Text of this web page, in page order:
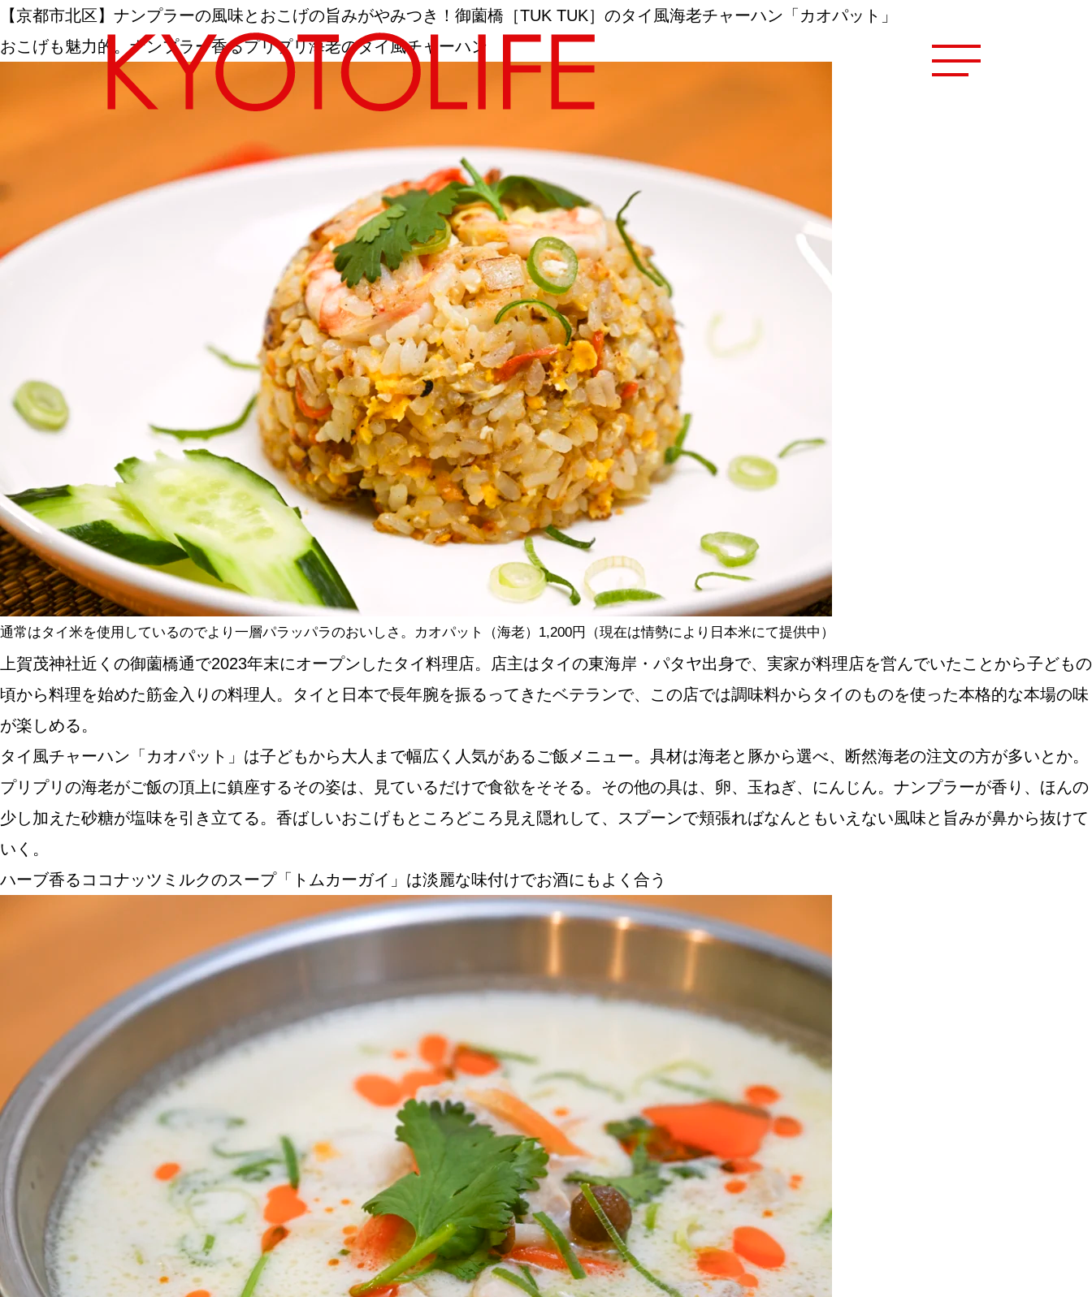
エリアから探す 地図から探す
カテゴリーから探す
NEW OPEN
SERIES
カレーが好き
京都おやつクラブ
私と店のはなし
今月の京みやげ
CULTURE
関西で開催。おすすめの展覧会
おすすめの映画
誠光社で選びました。おすすめの本
紹介します。おすすめのイベント
ABOUT US Instagram
チケットプレゼント応募
【京都市北区】ナンプラーの風味とおこげの旨みがやみつき！御薗橋［TUK TUK］のタイ風海老チャーハン「カオパット」
おこげも魅力的。ナンプラー香るプリプリ海老のタイ風チャーハン
通常はタイ米を使用しているのでより一層パラッパラのおいしさ。カオパット（海老）1,200円（現在は情勢により日本米にて提供中）
上賀茂神社近くの御薗橋通で2023年末にオープンしたタイ料理店。店主はタイの東海岸・パタヤ出身で、実家が料理店を営んでいたことから子どもの
頃から料理を始めた筋金入りの料理人。タイと日本で長年腕を振るってきたベテランで、この店では調味料からタイのものを使った本格的な本場の味
が楽しめる。
タイ風チャーハン「カオパット」は子どもから大人まで幅広く人気があるご飯メニュー。具材は海老と豚から選べ、断然海老の注文の方が多いとか。
プリプリの海老がご飯の頂上に鎮座するその姿は、見ているだけで食欲をそそる。その他の具は、卵、玉ねぎ、にんじん。ナンプラーが香り、ほんの
少し加えた砂糖が塩味を引き立てる。香ばしいおこげもところどころ見え隠れして、スプーンで頬張ればなんともいえない風味と旨みが鼻から抜けて
いく。
ハーブ香るココナッツミルクのスープ「トムカーガイ」は淡麗な味付けでお酒にもよく合う